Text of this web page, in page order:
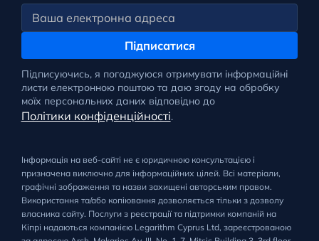
Підписатися
Підписуючись, я погоджуюся отримувати інформаційні
листи електронною поштою та даю згоду на обробку
моїх персональних даних відповідно до
Політики конфіденційності.
Інформація на веб-сайті не є юридичною консультацією і
призначена виключно для інформаційних цілей. Всі матеріали,
графічні зображення та назви захищені авторським правом.
Використання та/або копіювання дозволяється тільки з дозволу
власника сайту. Послуги з реєстрації та підтримки компаній на
Кіпрі надаються компанією Legarithm Cyprus Ltd, зареєстрованою